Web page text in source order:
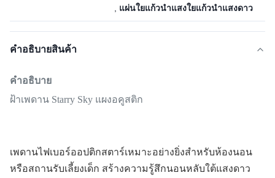
แผ่นใยแก้วนำแสงใยแก้วนำแสงดาว
คําอธิบายสินค้า
คำอธิบาย
ฝ้าเพดาน Starry Sky แผงอคูสติก
เพดานไฟเบอร์ออปติกสตาร์เหมาะอย่างยิ่งสำหรับห้องนอน
หรือสถานรับเลี้ยงเด็ก สร้างความรู้สึกนอนหลับใต้แสงดาว